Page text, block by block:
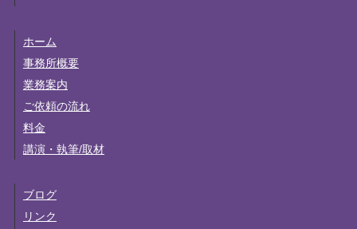
ホーム
事務所概要
業務案内
ご依頼の流れ
料金
講演・執筆/取材
ブログ
リンク